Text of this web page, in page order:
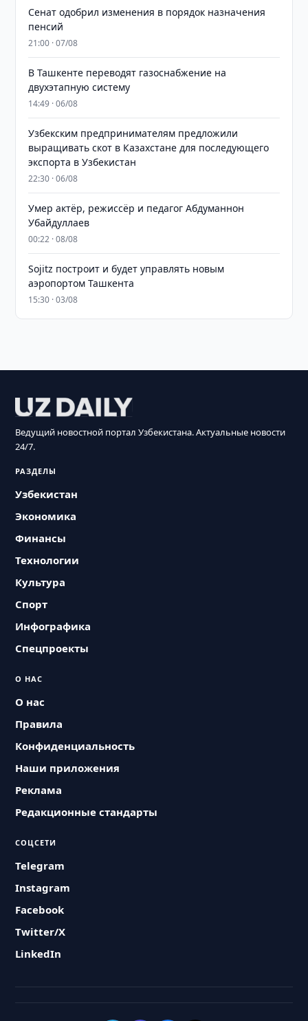
Сенат одобрил изменения в порядок назначения
пенсий
21:00 · 07/08
В Ташкенте переводят газоснабжение на
двухэтапную систему
14:49 · 06/08
Узбекским предпринимателям предложили
выращивать скот в Казахстане для последующего
экспорта в Узбекистан
22:30 · 06/08
Умер актёр, режиссёр и педагог Абдуманнон
Убайдуллаев
00:22 · 08/08
Sojitz построит и будет управлять новым
аэропортом Ташкента
15:30 · 03/08
Ведущий новостной портал Узбекистана. Актуальные новости
24/7.
РАЗДЕЛЫ
Узбекистан
Экономика
Финансы
Технологии
Культура
Спорт
Инфографика
Спецпроекты
О НАС
О нас
Правила
Конфиденциальность
Наши приложения
Реклама
Редакционные стандарты
СОЦСЕТИ
Telegram
Instagram
Facebook
Twitter/X
LinkedIn